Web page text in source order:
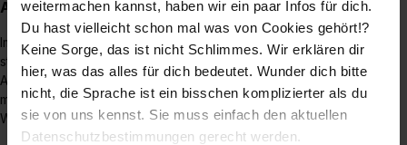
weitermachen kannst, haben wir ein paar Infos für dich.
Du hast vielleicht schon mal was von Cookies gehört!?
Keine Sorge, das ist nicht Schlimmes. Wir erklären dir
hier, was das alles für dich bedeutet. Wunder dich bitte
nicht, die Sprache ist ein bisschen komplizierter als du
sie von uns kennst. Sie muss einfach den aktuellen
Datenschutzbestimmungen gerecht werden.
Ausbildungsplatz bewerben?
Im Idealfall bereits 6-12 Monate bevor Du eine Ausbildung
starten möchtest.
Auch zu einem späteren Zeitpunkt ist eine Bewerbung noch
möglich, ggf. ist dann aber die Ausbildungsstelle für dein
Wunschberuf bereits vergeben.